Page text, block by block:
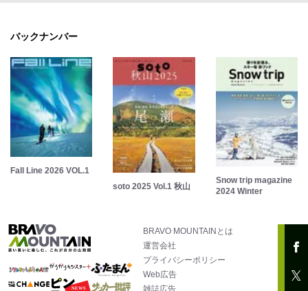
バックナンバー
Fall Line 2026 VOL.1
soto 2025 Vol.1 秋山
Snow trip magazine
2024 Winter
BRAVO MOUNTAINとは
運営会社
プライバシーポリシー
Web広告
雑誌広告